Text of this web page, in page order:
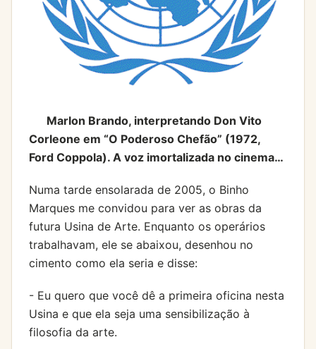
Marlon Brando, interpretando Don Vito
Corleone em “O Poderoso Chefão” (1972,
Ford Coppola). A voz imortalizada no cinema…
Numa tarde ensolarada de 2005, o Binho
Marques me convidou para ver as obras da
futura Usina de Arte. Enquanto os operários
trabalhavam, ele se abaixou, desenhou no
cimento como ela seria e disse:
- Eu quero que você dê a primeira oficina nesta
Usina e que ela seja uma sensibilização à
filosofia da arte.